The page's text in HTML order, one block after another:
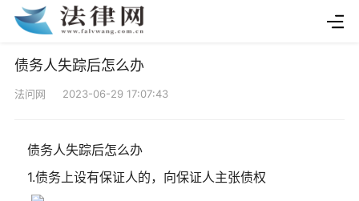
债务人失踪后怎么办
法问网 2023-06-29 17:07:43
债务人失踪后怎么办
1.债务上设有保证人的，向保证人主张债权